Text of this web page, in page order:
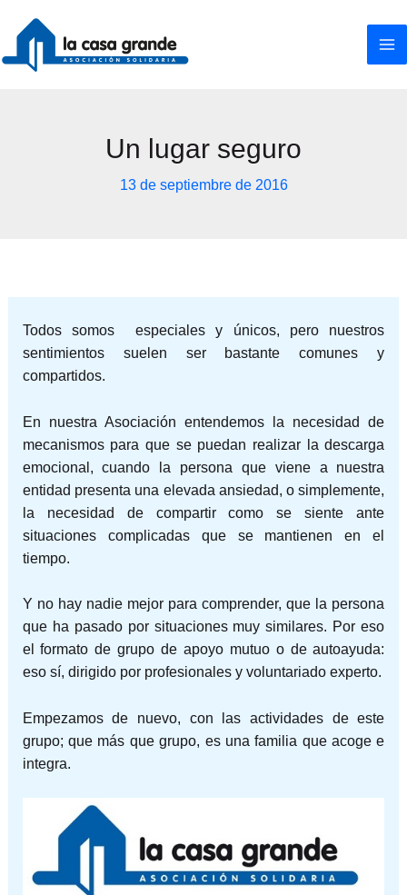
contenido
Un lugar seguro
13 de septiembre de 2016
Todos somos especiales y únicos, pero nuestros
sentimientos suelen ser bastante comunes y
compartidos.
En nuestra Asociación entendemos la necesidad de
mecanismos para que se puedan realizar la descarga
emocional, cuando la persona que viene a nuestra
entidad presenta una elevada ansiedad, o simplemente,
la necesidad de compartir como se siente ante
situaciones complicadas que se mantienen en el
tiempo.
Y no hay nadie mejor para comprender, que la persona
que ha pasado por situaciones muy similares. Por eso
el formato de grupo de apoyo mutuo o de autoayuda:
eso sí, dirigido por profesionales y voluntariado experto.
Empezamos de nuevo, con las actividades de este
grupo; que más que grupo, es una familia que acoge e
integra.